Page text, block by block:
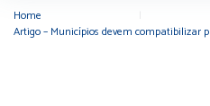
Home
Artigo – Municípios devem compatibilizar